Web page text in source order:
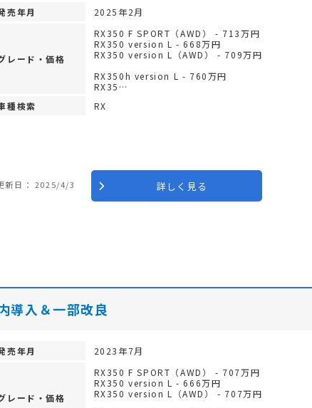
売年月 2025年2月
レード・価格
RX350 F SPORT（AWD） - 713万円
RX350 version L - 668万円
RX350 version L（AWD） - 709万円
RX350h version L - 760万円
RX35…
種検索
RX
新日： 2025/4/3 詳しく見る
導入＆一部改良
売年月 2023年7月
レード・価格
RX350 F SPORT（AWD） - 707万円
RX350 version L - 666万円
RX350 version L（AWD） - 707万円